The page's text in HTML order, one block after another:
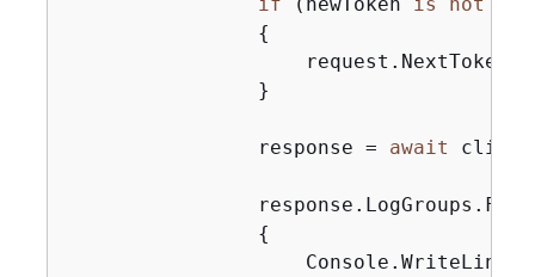
{
request.NextToken
                }
                response =
await
{
                    Console.WriteLine(